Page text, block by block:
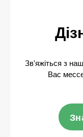
Зв'яжіться з
Вас